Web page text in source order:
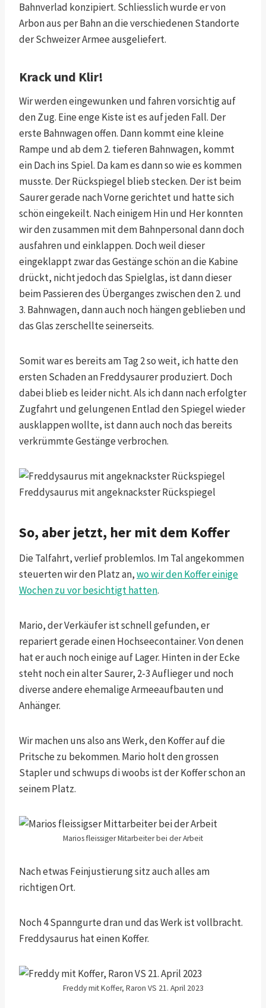
Bahnverlad konzipiert. Schliesslich wurde er von
Arbon aus per Bahn an die verschiedenen Standorte
der Schweizer Armee ausgeliefert.
Krack und Klir!
Wir werden eingewunken und fahren vorsichtig auf
den Zug. Eine enge Kiste ist es auf jeden Fall. Der
erste Bahnwagen offen. Dann kommt eine kleine
Rampe und ab dem 2. tieferen Bahnwagen, kommt
ein Dach ins Spiel. Da kam es dann so wie es kommen
musste. Der Rückspiegel blieb stecken. Der ist beim
Saurer gerade nach Vorne gerichtet und hatte sich
schön eingekeilt. Nach einigem Hin und Her konnten
wir den zusammen mit dem Bahnpersonal dann doch
ausfahren und einklappen. Doch weil dieser
eingeklappt zwar das Gestänge schön an die Kabine
drückt, nicht jedoch das Spielglas, ist dann dieser
beim Passieren des Überganges zwischen den 2. und
3. Bahnwagen, dann auch noch hängen geblieben und
das Glas zerschellte seinerseits.
Somit war es bereits am Tag 2 so weit, ich hatte den
ersten Schaden an Freddysaurer produziert. Doch
dabei blieb es leider nicht. Als ich dann nach erfolgter
Zugfahrt und gelungenen Entlad den Spiegel wieder
ausklappen wollte, ist dann auch noch das bereits
verkrümmte Gestänge verbrochen.
Freddysaurus mit angeknackster Rückspiegel
So, aber jetzt, her mit dem Koffer
Die Talfahrt, verlief problemlos. Im Tal angekommen
steuerten wir den Platz an,wo wir den Koffer einige
Wochen zu vor besichtigt hatten.
Mario, der Verkäufer ist schnell gefunden, er
repariert gerade einen Hochseecontainer. Von denen
hat er auch noch einige auf Lager. Hinten in der Ecke
steht noch ein alter Saurer, 2-3 Auflieger und noch
diverse andere ehemalige Armeeaufbauten und
Anhänger.
Wir machen uns also ans Werk, den Koffer auf die
Pritsche zu bekommen. Mario holt den grossen
Stapler und schwups di woobs ist der Koffer schon an
seinem Platz.
Marios fleissiger Mitarbeiter bei der Arbeit
Nach etwas Feinjustierung sitz auch alles am
richtigen Ort.
Noch 4 Spanngurte dran und das Werk ist vollbracht.
Freddysaurus hat einen Koffer.
Freddy mit Koffer, Raron VS 21. April 2023